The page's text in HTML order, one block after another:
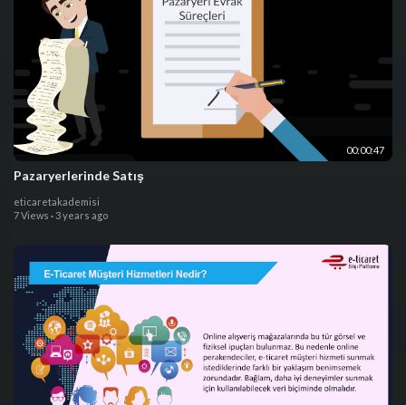
00:00:47
Pazaryerlerinde Satış
eticaretakademisi
7 Views · 3 years ago